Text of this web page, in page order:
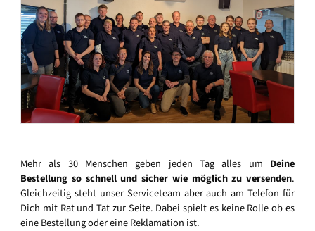
Mehr als 30 Menschen geben jeden Tag alles um Deine
Bestellung so schnell und sicher wie möglich zu versenden.
Gleichzeitig steht unser Serviceteam aber auch am Telefon für
Dich mit Rat und Tat zur Seite. Dabei spielt es keine Rolle ob es
eine Bestellung oder eine Reklamation ist.